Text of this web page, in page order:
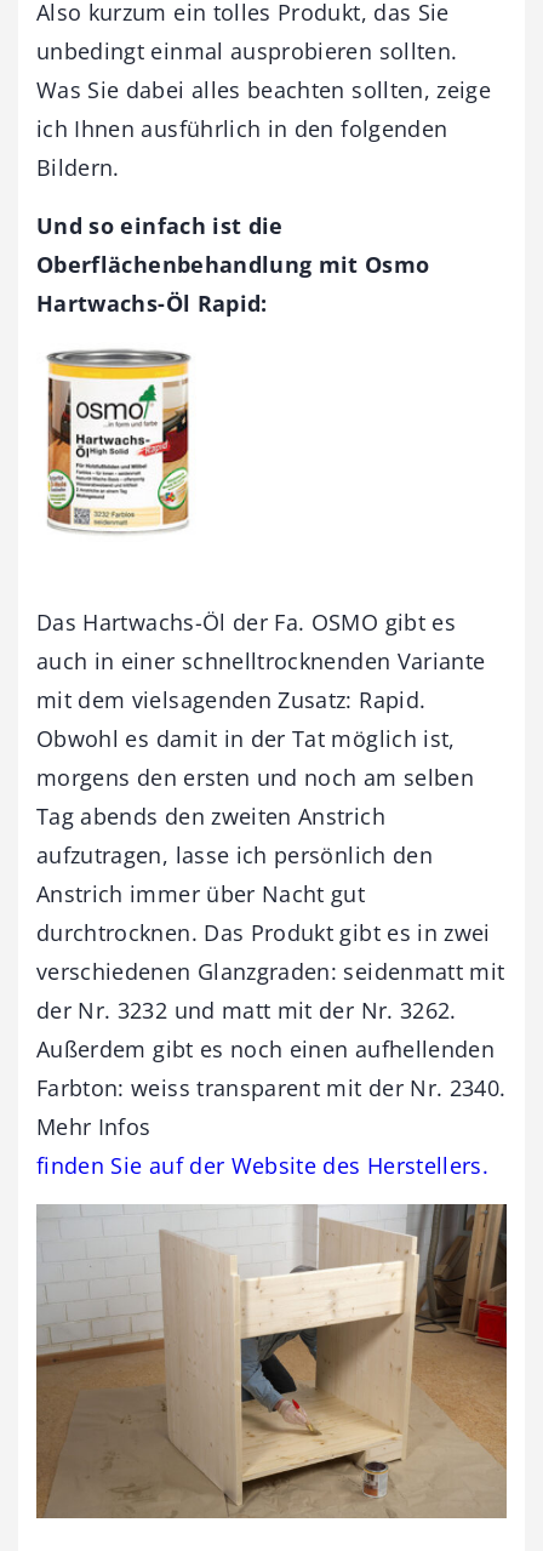
Also kurzum ein tolles Produkt, das Sie
unbedingt einmal ausprobieren sollten.
Was Sie dabei alles beachten sollten, zeige
ich Ihnen ausführlich in den folgenden
Bildern.
Und so einfach ist die
Oberflächenbehandlung mit Osmo
Hartwachs-Öl Rapid:
Das Hartwachs-Öl der Fa. OSMO gibt es
auch in einer schnelltrocknenden Variante
mit dem vielsagenden Zusatz: Rapid.
Obwohl es damit in der Tat möglich ist,
morgens den ersten und noch am selben
Tag abends den zweiten Anstrich
aufzutragen, lasse ich persönlich den
Anstrich immer über Nacht gut
durchtrocknen. Das Produkt gibt es in zwei
verschiedenen Glanzgraden: seidenmatt mit
der Nr. 3232 und matt mit der Nr. 3262.
Außerdem gibt es noch einen aufhellenden
Farbton: weiss transparent mit der Nr. 2340.
Mehr Infos
finden Sie auf der Website des Herstellers.